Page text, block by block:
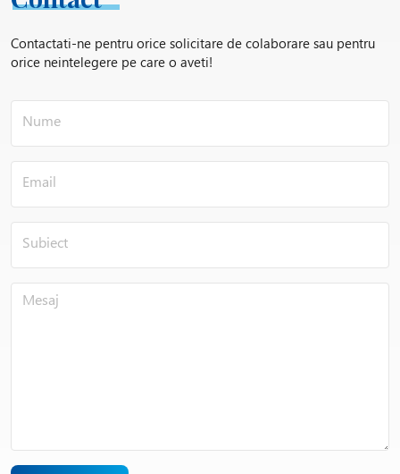
Contactati-ne pentru orice solicitare de colaborare sau pentru
orice neintelegere pe care o aveti!